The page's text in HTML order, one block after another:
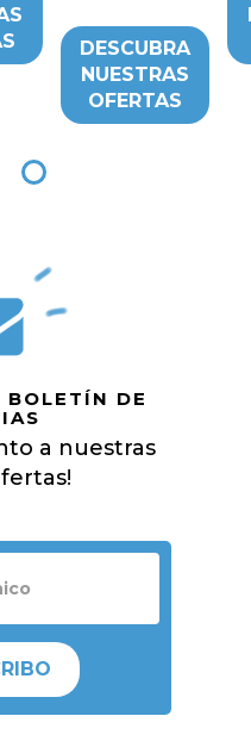
DESCUBRA
NUESTRAS
OFERTAS
BOLETÍN DE
a nuestras